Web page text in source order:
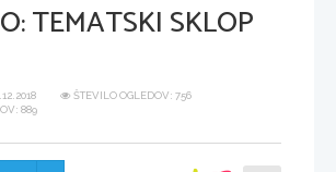
TEMATSKI SKLOP
ŠTEVILO OGLEDOV: 756
889